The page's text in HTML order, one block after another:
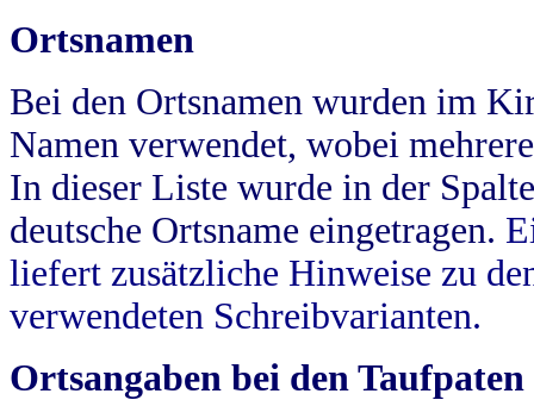
Ortsnamen
Bei den Ortsnamen wurden im
Namen verwendet, wobei
In dieser Liste wurde in der
deutsche Ortsname eingetragen.
liefert zusätzliche Hinweise zu
verwendeten Schreibvarianten.
Ortsangaben bei den Taufpaten